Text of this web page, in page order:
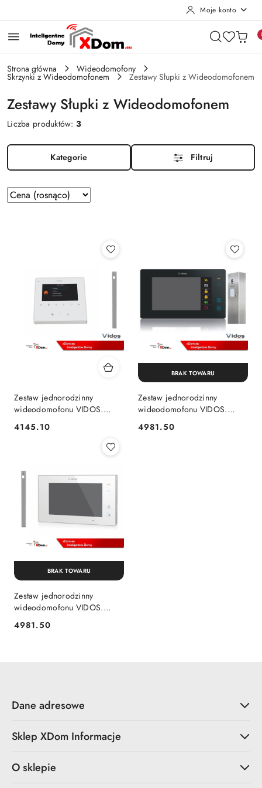
Moje konto
Strona główna Wideodomofony
Skrzynki z Wideodomofonem Zestawy Słupki z Wideodomofonem
Zestawy Słupki z Wideodomofonem
Liczba produktów:3
Kategorie Filtruj
Zastosowano
sortowanie:
Sortuj
według
Zestaw jednorodzinny
wideodomofonu VIDOS.
Słupek z wideodomofonem.
Monitor 4'' S1201-
Cena:
4145.10
Zestaw jednorodzinny
wideodomofonu VIDOS.
Słupek z wideodomofonem.
Monitor 7'' S1201-SP_M1021B
Cena:
4981.50
BRAK TOWARU
Zestaw jednorodzinny
wideodomofonu VIDOS.
Monitor 7'' S1201-
Cena:
4981.50
BRAK TOWARU
Dane adresowe
Sklep XDom Informacje
O sklepie